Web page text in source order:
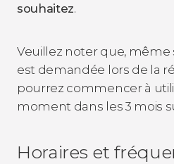
souhaitez.
Veuillez noter que,
est demandée lors de la
pourrez commencer à
moment dans les 3 mois
Horaires et